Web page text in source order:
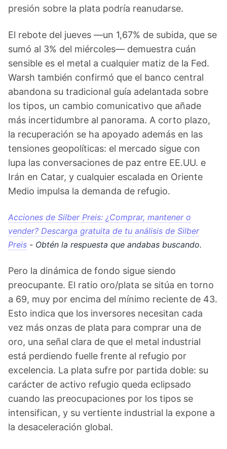
presión sobre la plata podría reanudarse.
El rebote del jueves —un 1,67% de subida, que se
sumó al 3% del miércoles— demuestra cuán
sensible es el metal a cualquier matiz de la Fed.
Warsh también confirmó que el banco central
abandona su tradicional guía adelantada sobre
los tipos, un cambio comunicativo que añade
más incertidumbre al panorama. A corto plazo,
la recuperación se ha apoyado además en las
tensiones geopolíticas: el mercado sigue con
lupa las conversaciones de paz entre EE.UU. e
Irán en Catar, y cualquier escalada en Oriente
Medio impulsa la demanda de refugio.
Acciones de Silber Preis: ¿Comprar, mantener o
vender? Descarga gratuita de tu análisis de Silber
Preis - Obtén la respuesta que andabas buscando.
Pero la dinámica de fondo sigue siendo
preocupante. El ratio oro/plata se sitúa en torno
a 69, muy por encima del mínimo reciente de 43.
Esto indica que los inversores necesitan cada
vez más onzas de plata para comprar una de
oro, una señal clara de que el metal industrial
está perdiendo fuelle frente al refugio por
excelencia. La plata sufre por partida doble: su
carácter de activo refugio queda eclipsado
cuando las preocupaciones por los tipos se
intensifican, y su vertiente industrial la expone a
la desaceleración global.